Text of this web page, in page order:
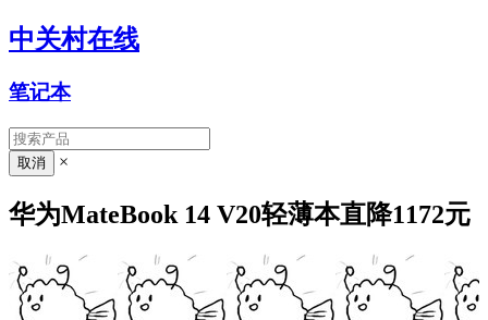
中关村在线
笔记本
×
华为MateBook 14 V20轻薄本直降1172元